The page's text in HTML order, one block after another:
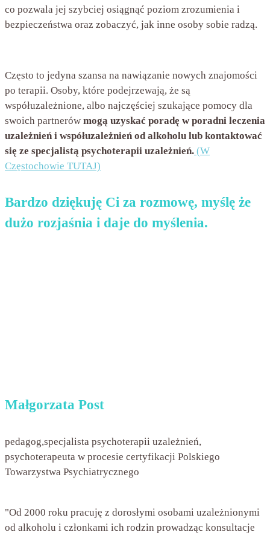
co pozwala jej szybciej osiągnąć poziom zrozumienia i
bezpieczeństwa oraz zobaczyć, jak inne osoby sobie radzą.
Często to jedyna szansa na nawiązanie nowych znajomości
po terapii. Osoby, które podejrzewają, że są
współuzależnione, albo najczęściej szukające pomocy dla
swoich partnerów mogą uzyskać poradę w poradni leczenia
uzależnień i współuzależnień od alkoholu lub kontaktować
się ze specjalistą psychoterapii uzależnień. (W
Częstochowie TUTAJ)
Bardzo dziękuję Ci za rozmowę, myślę że
dużo rozjaśnia i daje do myślenia.
Małgorzata Post
pedagog,specjalista psychoterapii uzależnień,
psychoterapeuta w procesie certyfikacji Polskiego
Towarzystwa Psychiatrycznego
"Od 2000 roku pracuję z dorosłymi osobami uzależnionymi
od alkoholu i członkami ich rodzin prowadząc konsultacje